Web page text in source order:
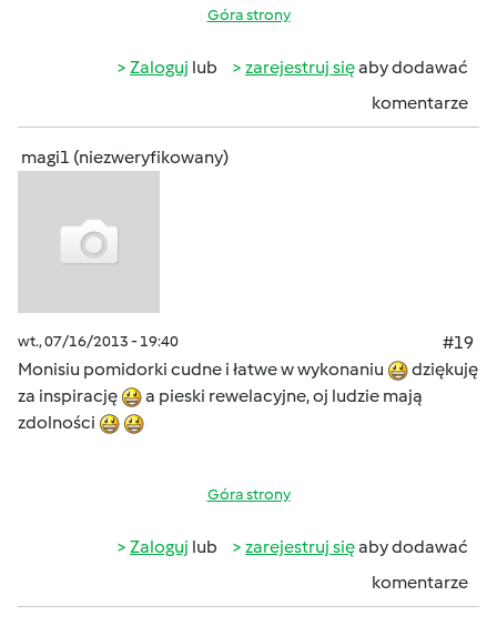
Góra strony
Zaloguj lub zarejestruj sięaby dodawać
komentarze
magi1 (niezweryfikowany)
wt., 07/16/2013 - 19:40
#19
Monisiu pomidorki cudne i łatwe w wykonaniu
dziękuję
za inspirację
a pieski rewelacyjne, oj ludzie mają
zdolności
Góra strony
Zaloguj lub zarejestruj sięaby dodawać
komentarze